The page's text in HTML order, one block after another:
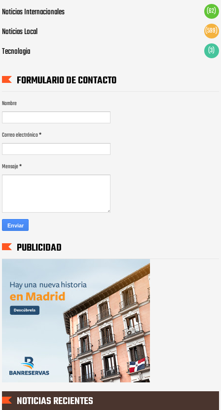
Noticias Internacionales (62)
Noticias Local (599)
Tecnologia (3)
FORMULARIO DE CONTACTO
Nombre
Correo electrónico*
Mensaje*
PUBLICIDAD
NOTICIAS RECIENTES